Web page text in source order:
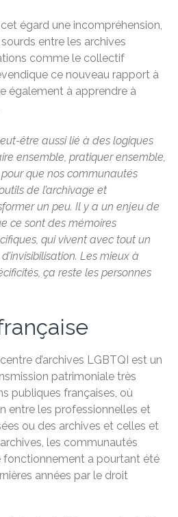
égard une incompréhension,
entre les archives
comme le collectif
ce nouveau rapport à
également à apprendre à
être aussi lié à des logiques
ensemble, pratiquer ensemble,
que nos communautés
de l’archivage et
un peu. Il y a un enjeu de
ce sont des mémoires
qui vivent avec tout un
Les mieux à
ça reste les personnes
d’archives LGBTQI est un
patrimoniale très
publiques françaises, où
entre les professionnelles et
ou des archives et celles et
les communautés
fonctionnement a pourtant été
années par le droit